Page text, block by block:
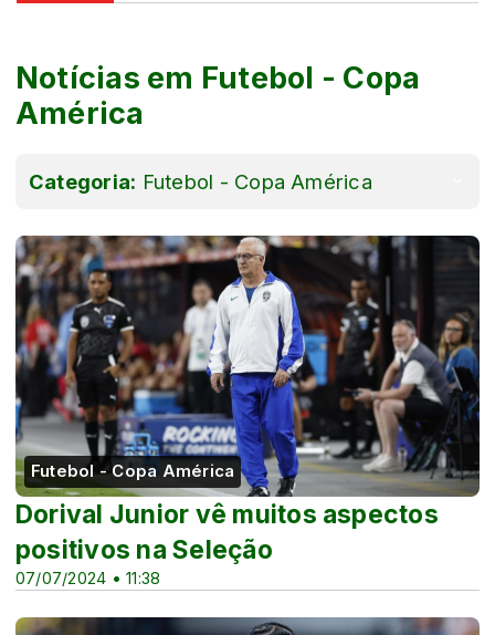
Notícias em Futebol - Copa
América
Categoria: Futebol - Copa América
Futebol - Copa América
07/07/2024 • 11:38
Dorival Junior vê muitos aspectos
positivos na Seleção